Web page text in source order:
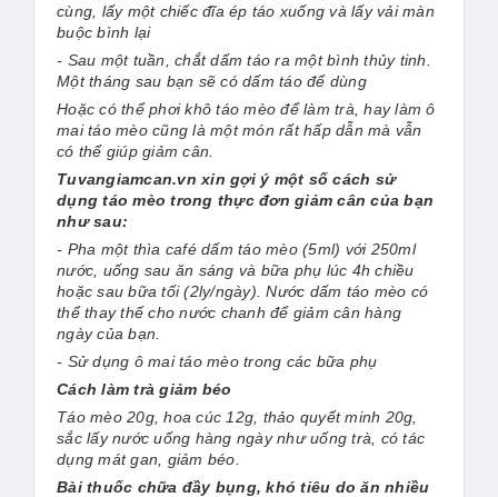
cùng, lấy một chiếc đĩa ép táo xuống và lấy vải màn
buộc bình lại
- Sau một tuần, chắt dấm táo ra một bình thủy tinh.
Một tháng sau bạn sẽ có dấm táo để dùng
Hoặc có thể phơi khô táo mèo để làm trà, hay làm ô
mai táo mèo cũng là một món rất hấp dẫn mà vẫn
có thể giúp giảm cân.
Tuvangiamcan.vn xin gợi ý một số cách sử
dụng táo mèo trong thực đơn giảm cân của bạn
như sau:
- Pha một thìa café dấm táo mèo (5ml) với 250ml
nước, uống sau ăn sáng và bữa phụ lúc 4h chiều
hoặc sau bữa tối (2ly/ngày). Nước dấm táo mèo có
thể thay thế cho nước chanh để giảm cân hàng
ngày của bạn.
- Sử dụng ô mai táo mèo trong các bữa phụ
Cách làm trà giảm béo
Táo mèo 20g, hoa cúc 12g, thảo quyết minh 20g,
sắc lấy nước uống hàng ngày như uống trà, có tác
dụng mát gan, giảm béo.
Bài thuốc chữa đầy bụng, khó tiêu do ăn nhiều